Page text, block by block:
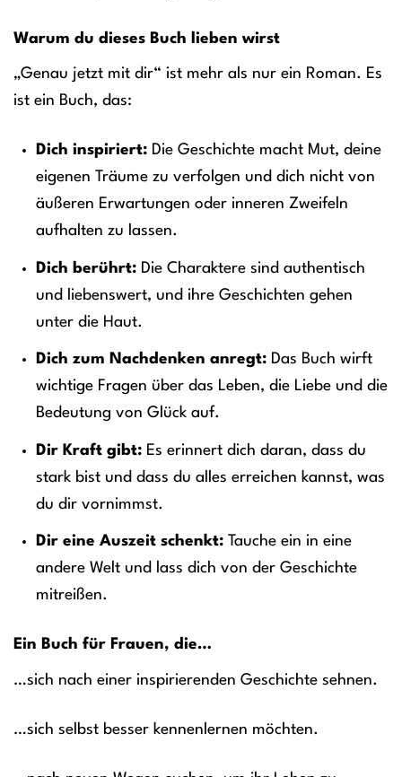
Warum du dieses Buch lieben wirst
„Genau jetzt mit dir“ ist mehr als nur ein Roman. Es
ist ein Buch, das:
Dich inspiriert:Die Geschichte macht Mut, deine
eigenen Träume zu verfolgen und dich nicht von
äußeren Erwartungen oder inneren Zweifeln
aufhalten zu lassen.
Dich berührt:Die Charaktere sind authentisch
und liebenswert, und ihre Geschichten gehen
unter die Haut.
Dich zum Nachdenken anregt:Das Buch wirft
wichtige Fragen über das Leben, die Liebe und die
Bedeutung von Glück auf.
Dir Kraft gibt:Es erinnert dich daran, dass du
stark bist und dass du alles erreichen kannst, was
du dir vornimmst.
Dir eine Auszeit schenkt:Tauche ein in eine
andere Welt und lass dich von der Geschichte
mitreißen.
Ein Buch für Frauen, die…
…sich nach einer inspirierenden Geschichte sehnen.
…sich selbst besser kennenlernen möchten.